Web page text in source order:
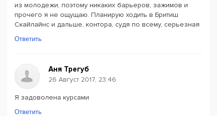
из молодежи, поэтому никаких барьеров, зажимов и
прочего я не ощущаю. Планирую ходить в Бритиш
Скайлайнс и дальше, контора, судя по всему, серьезная
Ответить
Аня Трегуб
26 Август 2017, 23:46
Я задоволена курсами
Ответить